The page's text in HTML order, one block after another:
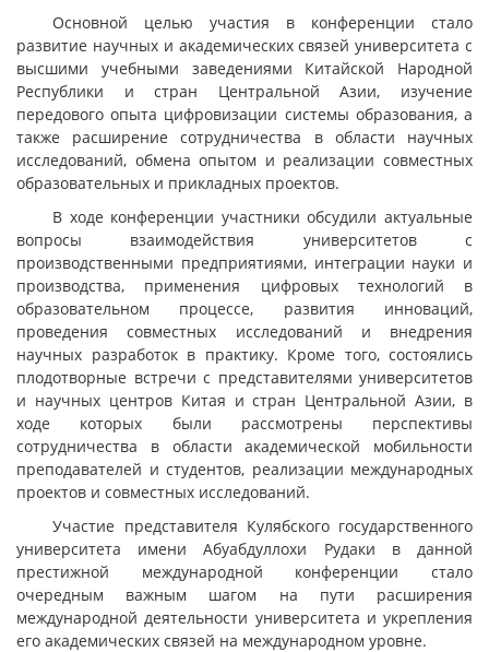
Основной целью участия в конференции стало
развитие научных и академических связей университета с
высшими учебными заведениями Китайской Народной
Республики и стран Центральной Азии, изучение
передового опыта цифровизации системы образования, а
также расширение сотрудничества в области научных
исследований, обмена опытом и реализации совместных
образовательных и прикладных проектов.
В ходе конференции участники обсудили актуальные
вопросы взаимодействия университетов с
производственными предприятиями, интеграции науки и
производства, применения цифровых технологий в
образовательном процессе, развития инноваций,
проведения совместных исследований и внедрения
научных разработок в практику. Кроме того, состоялись
плодотворные встречи с представителями университетов
и научных центров Китая и стран Центральной Азии, в
ходе которых были рассмотрены перспективы
сотрудничества в области академической мобильности
преподавателей и студентов, реализации международных
проектов и совместных исследований.
Участие представителя Кулябского государственного
университета имени Абуабдуллохи Рудаки в данной
престижной международной конференции стало
очередным важным шагом на пути расширения
международной деятельности университета и укрепления
его академических связей на международном уровне.